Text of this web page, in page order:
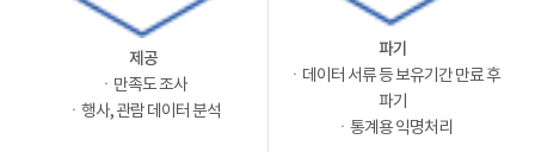
제공
ㆍ만족도 조사
ㆍ행사, 관람 데이터 분석
파기
ㆍ데이터 서류 등 보유기간 만료 후
파기
ㆍ통계용 익명처리